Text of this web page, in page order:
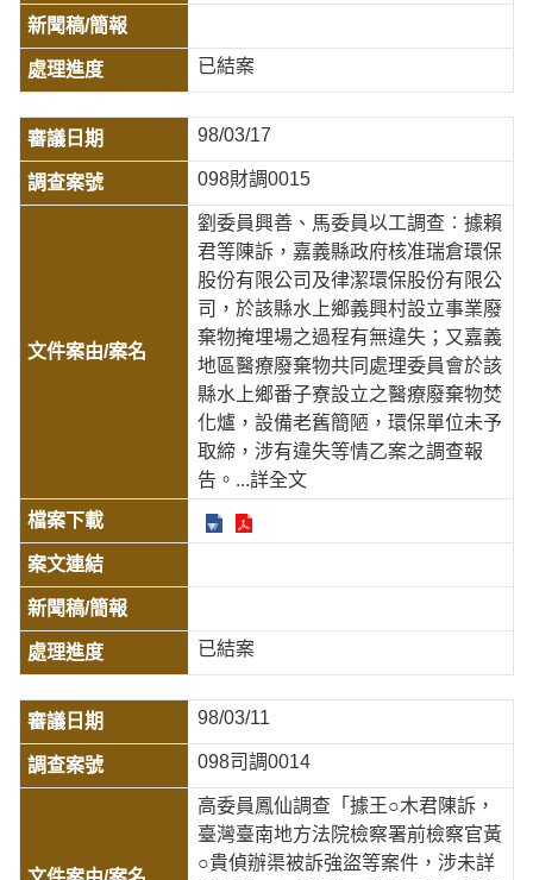
已結案
98/03/17
098財調0015
劉委員興善、馬委員以工調查︰據賴
君等陳訴，嘉義縣政府核准瑞倉環保
股份有限公司及律潔環保股份有限公
司，於該縣水上鄉義興村設立事業廢
棄物掩埋場之過程有無違失；又嘉義
地區醫療廢棄物共同處理委員會於該
縣水上鄉番子寮設立之醫療廢棄物焚
化爐，設備老舊簡陋，環保單位未予
取締，涉有違失等情乙案之調查報
告。 ...詳全文
已結案
98/03/11
098司調0014
高委員鳳仙調查「據王○木君陳訴，
臺灣臺南地方法院檢察署前檢察官黃
○貴偵辦渠被訴強盜等案件，涉未詳